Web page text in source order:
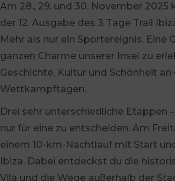
Am 28., 29. und 30. November 2025
der 12. Ausgabe des 3 Tage Trail
Mehr als nur ein Sportereignis. Eine
ganzen Charme unserer Insel zu
Geschichte, Kultur und Schönheit an
Wettkampftagen.
Drei sehr unterschiedliche Etappen
nur für eine zu entscheiden: Am
einem 10-km-Nachtlauf mit Start
Ibiza. Dabei entdeckst du die
Vila und die Wege außerhalb der